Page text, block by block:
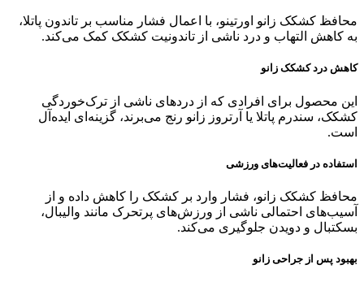
محافظ کشکک زانو اورتینو، با اعمال فشار مناسب بر تاندون پاتلا،
به کاهش التهاب و درد ناشی از تاندونیت کشکک کمک می‌کند.
کاهش درد کشکک زانو
این محصول برای افرادی که از دردهای ناشی از ترک‌خوردگی
کشکک، سندرم پاتلا یا آرتروز زانو رنج می‌برند، گزینه‌ای ایده‌آل
است.
استفاده در فعالیت‌های ورزشی
محافظ کشکک زانو، فشار وارد بر کشکک را کاهش داده و از
آسیب‌های احتمالی ناشی از ورزش‌های پرتحرک مانند والیبال،
بسکتبال و دویدن جلوگیری می‌کند.
بهبود پس از جراحی زانو